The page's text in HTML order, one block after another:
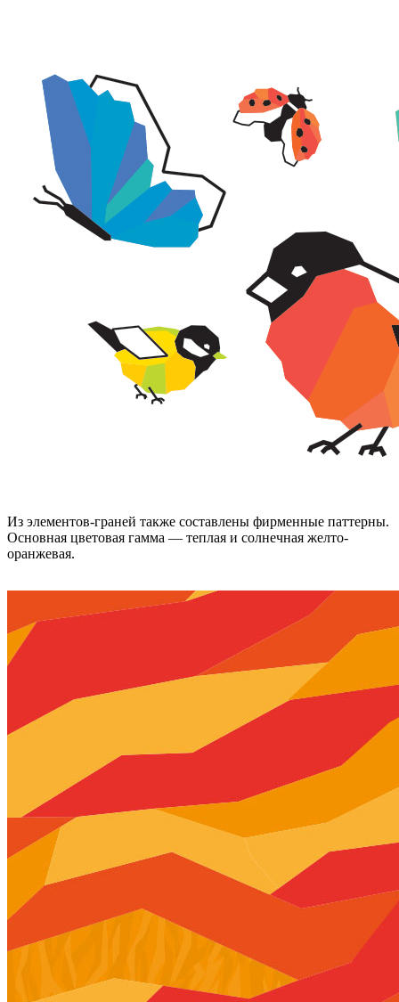
Из элементов-граней также составлены фирменные паттерны.
Основная цветовая гамма — теплая и солнечная желто-
оранжевая.